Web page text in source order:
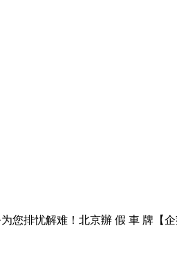
您排忧解难！北京辦 假 車 牌【企